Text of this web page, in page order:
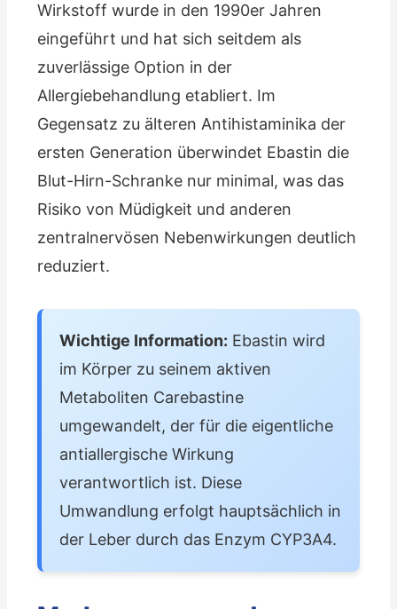
Wirkstoff wurde in den 1990er Jahren
eingeführt und hat sich seitdem als
zuverlässige Option in der
Allergiebehandlung etabliert. Im
Gegensatz zu älteren Antihistaminika der
ersten Generation überwindet Ebastin die
Blut-Hirn-Schranke nur minimal, was das
Risiko von Müdigkeit und anderen
zentralnervösen Nebenwirkungen deutlich
reduziert.
Wichtige Information: Ebastin wird
im Körper zu seinem aktiven
Metaboliten Carebastine
umgewandelt, der für die eigentliche
antiallergische Wirkung
verantwortlich ist. Diese
Umwandlung erfolgt hauptsächlich in
der Leber durch das Enzym CYP3A4.